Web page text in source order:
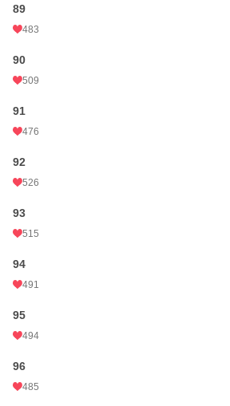
89
483
90
509
91
476
92
526
93
515
94
491
95
494
96
485